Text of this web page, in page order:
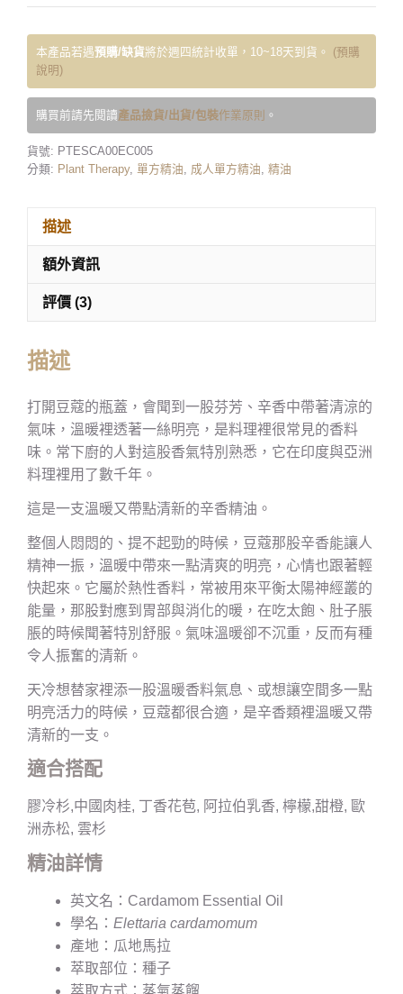
本產品若遇預購/缺貨將於週四統計收單，10~18天到貨。 (預購
說明)
購買前請先閱讀產品撿貨/出貨/包裝作業原則 。
貨號: PTESCA00EC005
分類: Plant Therapy, 單方精油, 成人單方精油, 精油
描述
額外資訊
評價 (3)
描述
打開豆蔻的瓶蓋，會聞到一股芬芳、辛香中帶著清涼的
氣味，溫暖裡透著一絲明亮，是料理裡很常見的香料
味。常下廚的人對這股香氣特別熟悉，它在印度與亞洲
料理裡用了數千年。
這是一支溫暖又帶點清新的辛香精油。
整個人悶悶的、提不起勁的時候，豆蔻那股辛香能讓人
精神一振，溫暖中帶來一點清爽的明亮，心情也跟著輕
快起來。它屬於熱性香料，常被用來平衡太陽神經叢的
能量，那股對應到胃部與消化的暖，在吃太飽、肚子脹
脹的時候聞著特別舒服。氣味溫暖卻不沉重，反而有種
令人振奮的清新。
天冷想替家裡添一股溫暖香料氣息、或想讓空間多一點
明亮活力的時候，豆蔻都很合適，是辛香類裡溫暖又帶
清新的一支。
適合搭配
膠冷杉,中國肉桂, 丁香花苞, 阿拉伯乳香, 檸檬,甜橙, 歐
洲赤松, 雲杉
精油詳情
英文名：Cardamom Essential Oil
學名： Elettaria cardamomum
產地：瓜地馬拉
萃取部位：種子
萃取方式：蒸氣蒸餾